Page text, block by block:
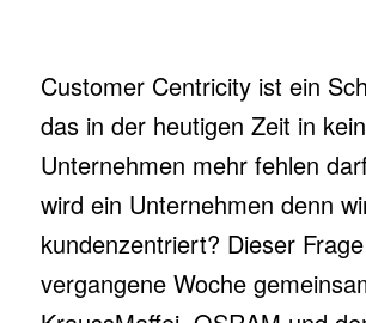
Customer Centricity ist ein
das in der heutigen Zeit in
Unternehmen mehr fehlen
wird ein Unternehmen denn
kundenzentriert? Dieser
vergangene Woche